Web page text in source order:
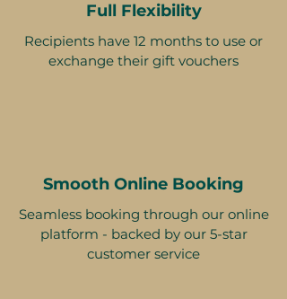
Full Flexibility
Recipients have 12 months to use or
exchange their gift vouchers
Smooth Online Booking
Seamless booking through our online
platform - backed by our 5-star
customer service